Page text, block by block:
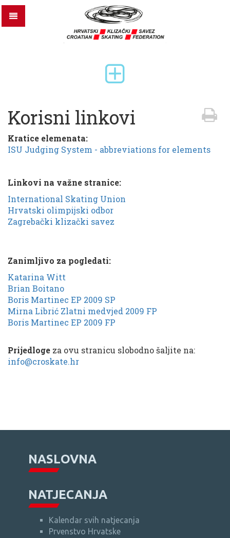
Korisni linkovi
Kratice elemenata:
ISU Judging System - abbreviations for elements
Linkovi na važne stranice:
International Skating Union
Hrvatski olimpijski odbor
Zagrebački klizački savez
Zanimljivo za pogledati:
Katarina Witt
Brian Boitano
Boris Martinec EP 2009 SP
Mirna Librić Zlatni medvjed 2009 FP
Boris Martinec EP 2009 FP
Prijedloge za ovu stranicu slobodno šaljite na:
info@croskate.hr
NASLOVNA
NATJECANJA
Kalendar svih natjecanja
Prvenstvo Hrvatske